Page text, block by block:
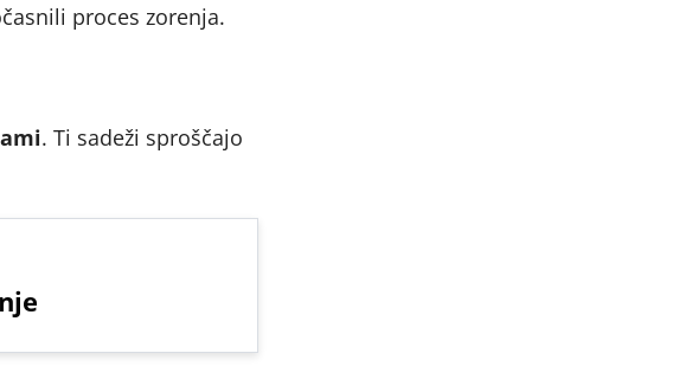
proces zorenja.
. Ti sadeži sproščajo